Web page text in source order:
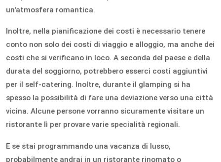
un'atmosfera romantica.
Inoltre, nella pianificazione dei costi è necessario tenere
conto non solo dei costi di viaggio e alloggio, ma anche dei
costi che si verificano in loco. A seconda del paese e della
durata del soggiorno, potrebbero esserci costi aggiuntivi
per il self-catering. Inoltre, durante il glamping si ha
spesso la possibilità di fare una deviazione verso una città
vicina. Alcune persone vorranno sicuramente visitare un
ristorante lì per provare varie specialità regionali.
E se stai programmando una vacanza di lusso,
probabilmente andrai in un ristorante rinomato o